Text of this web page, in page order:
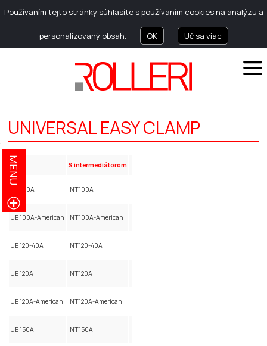
Používaním tejto stránky súhlasíte s používaním cookies na analýzu a
personalizovaný obsah. OK Uč sa viac
UNIVERSAL EASY CLAMP
kód S intermediátorom
UE 100A INT100A
UE 100A-American INT100A-American
UE 120-40A INT120-40A
UE 120A INT120A
UE 120A-American INT120A-American
UE 150A INT150A
MENU